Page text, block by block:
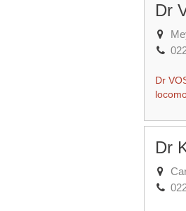
Dr
Dr
Dr